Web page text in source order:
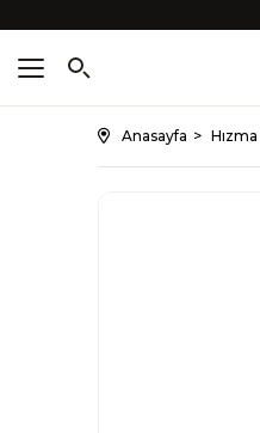
Anasayfa Hızma